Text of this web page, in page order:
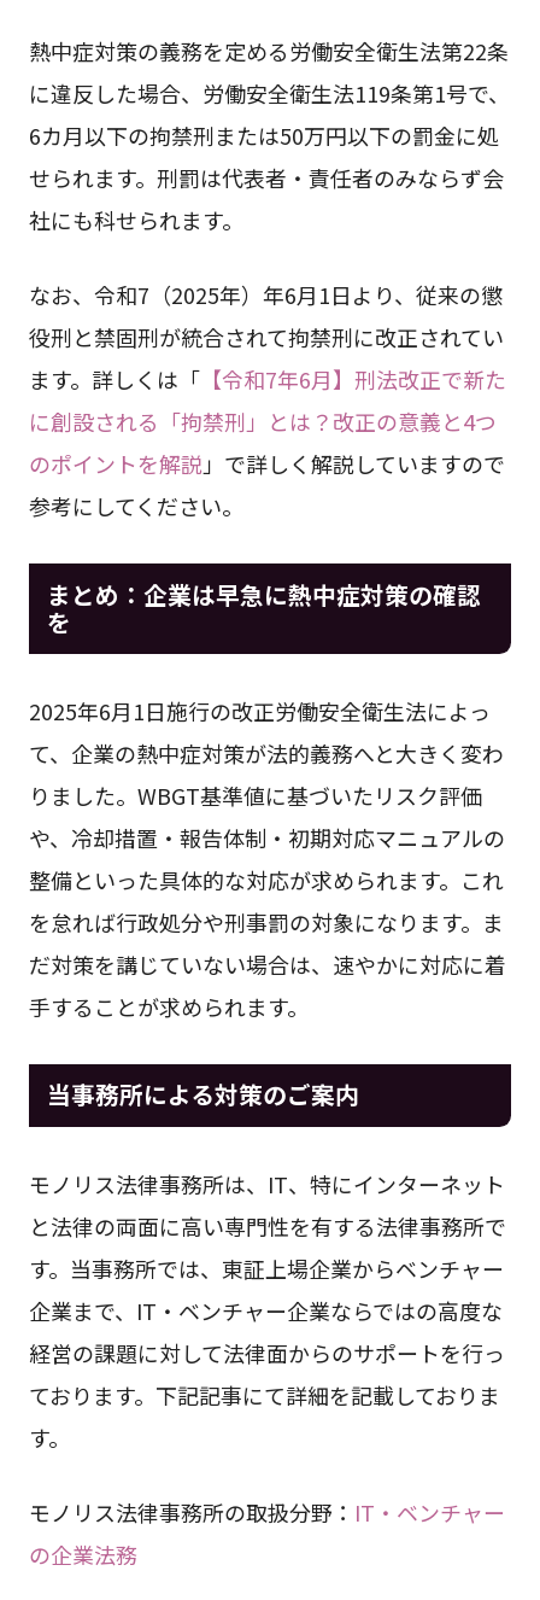
熱中症対策の義務を定める労働安全衛生法第22条
に違反した場合、労働安全衛生法119条第1号で、
6カ月以下の拘禁刑または50万円以下の罰金に処
せられます。刑罰は代表者・責任者のみならず会
社にも科せられます。
なお、令和7（2025年）年6月1日より、従来の懲
役刑と禁固刑が統合されて拘禁刑に改正されてい
ます。詳しくは「【令和7年6月】刑法改正で新た
に創設される「拘禁刑」とは？改正の意義と4つ
のポイントを解説」で詳しく解説していますので
参考にしてください。
まとめ：企業は早急に熱中症対策の確認
を
2025年6月1日施行の改正労働安全衛生法によっ
て、企業の熱中症対策が法的義務へと大きく変わ
りました。WBGT基準値に基づいたリスク評価
や、冷却措置・報告体制・初期対応マニュアルの
整備といった具体的な対応が求められます。これ
を怠れば行政処分や刑事罰の対象になります。ま
だ対策を講じていない場合は、速やかに対応に着
手することが求められます。
当事務所による対策のご案内
モノリス法律事務所は、IT、特にインターネット
と法律の両面に高い専門性を有する法律事務所で
す。当事務所では、東証上場企業からベンチャー
企業まで、IT・ベンチャー企業ならではの高度な
経営の課題に対して法律面からのサポートを行っ
ております。下記記事にて詳細を記載しておりま
す。
モノリス法律事務所の取扱分野： IT・ベンチャー
の企業法務